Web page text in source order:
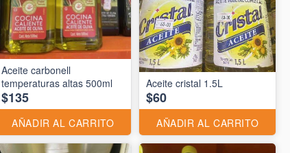
Aceite carbonell
temperaturas altas 500ml
$135
AÑADIR AL CARRITO
Aceite cristal 1.5L
$60
AÑADIR AL CARRITO